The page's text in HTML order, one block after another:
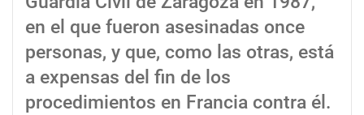
en el que fueron asesinadas once
personas, y que, como las otras, está
a expensas del fin de los
procedimientos en Francia contra él.